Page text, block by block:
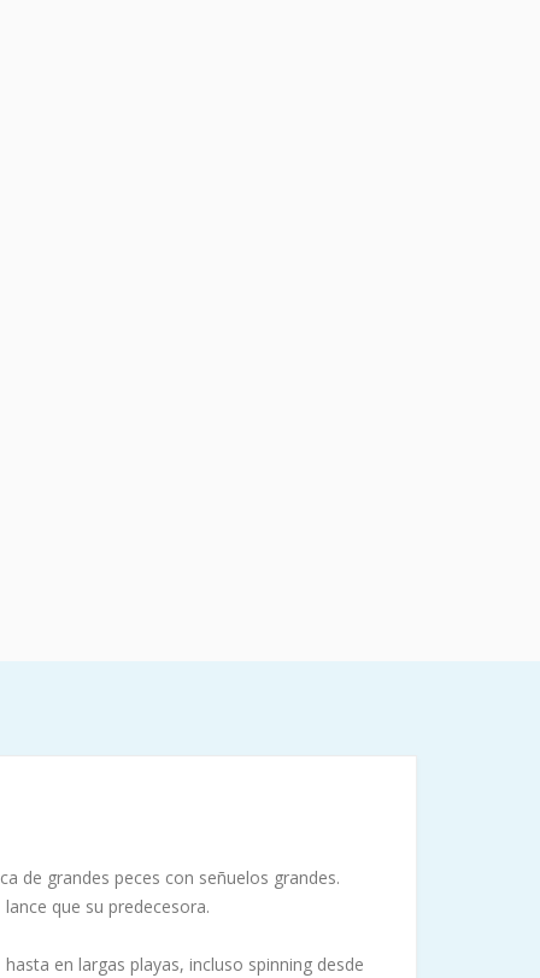
de grandes peces con señuelos grandes.
que su predecesora.
en largas playas, incluso spinning desde